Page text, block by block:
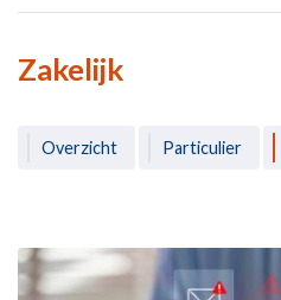
Zakelijk
Overzicht Particulier